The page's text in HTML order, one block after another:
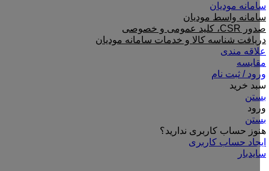
سامانه مودیان
سامانه واسط مودیان
صدور CSR، کلید عمومی و خصوصی
دریافت شناسه کالا و خدمات سامانه مودیان
علاقه مندی
مقایسه
ورود / ثبت نام
سبد خرید
بستن
ورود
بستن
هنوز حساب کاربری ندارید؟
ایجاد حساب کاربری
سایدبار